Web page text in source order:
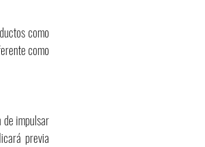
como
como
impulsar
previa